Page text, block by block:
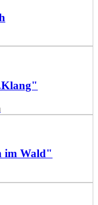
im Wald"